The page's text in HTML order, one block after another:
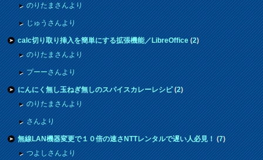
のりたまさんより
じゅうさんより
calc切り取り挿入を簡単にする拡張機能／LibreOffice(2)
のりたまさんより
プーーさんより
にんにく無し玉ねぎ無しのスパイスカレーレシピ(2)
のりたまさんより
さんより
無線LAN機器変更で１０倍の速さNTTレンタルで遅い人必見！(7)
つよしさんより